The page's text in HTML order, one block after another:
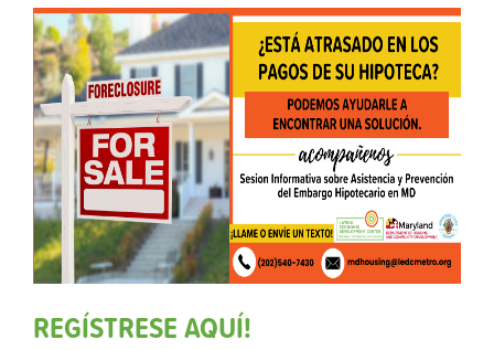
REGÍSTRESE AQUÍ!